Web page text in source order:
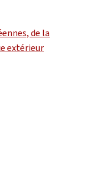
de la
extérieur